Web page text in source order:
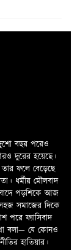
বছর পরেও
দুরের হয়েছে।
ফলে বেড়েছে
ধর্মীয় মৌলবাদ
পড়শিকে আজ
সমাজের দিকে
পরে ফ্যাসিবাদ
বলা—­­ যে কোনও
হাতিয়ার।